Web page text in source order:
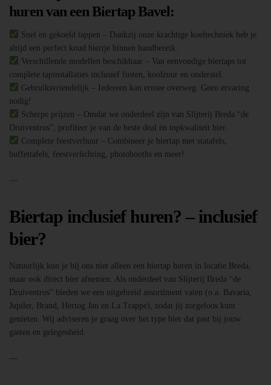
huren van een Biertap Bavel:
Snel en gekoeld tappen – Dankzij onze krachtige koeltechniek heb je
altijd een perfect koud biertje binnen handbereik.
Verschillende modellen beschikbaar – Van eenvoudige biertaps tot
complete tapinstallaties inclusief fusten, koolzuur en onderstel.
Gebruiksvriendelijk – Iedereen kan ermee overweg. Geen ervaring
nodig!
Scherpe prijzen – Omdat we onderdeel zijn van Slijterij Breda “de
Druiventros”, profiteer je van de beste deal én topkwaliteit bier.
Complete feestverhuur – Combineer je biertap met statafels,
buffettafels, feestverlichting, photobooths en meer!
—
Biertap inclusief huren? – inclusief
bier?
Natuurlijk kun je bij ons niet alleen een biertap huren in locatie Breda,
maar ook direct bier afnemen. Als onderdeel van Slijterij Breda “de
Druiventros” bieden we een uitgebreid assortiment vaten (o.a. Bavaria,
Jupiler, Brand, Hertog Jan en La Trappe), zodat jij zorgeloos kunt
genieten. Wij adviseren je graag over het type bier dat past bij jouw
gasten en gelegenheid.
—